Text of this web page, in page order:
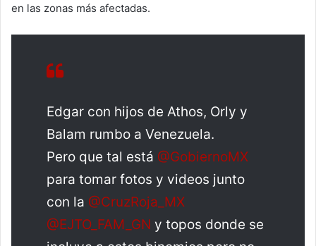
en las zonas más afectadas.
Edgar con hijos de Athos, Orly y
Balam rumbo a Venezuela.
Pero que tal está @GobiernoMX
para tomar fotos y videos junto
con la @CruzRoja_MX
@EJTO_FAM_GN y topos donde se